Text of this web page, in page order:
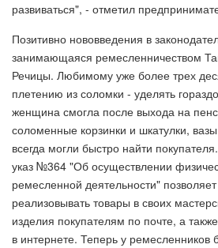
развиваться", - отметил
Позитивно нововведения в
занимающаяся ремесленничеством
Речицы. Любимому уже более трех
плетению из соломки - уделять
женщина смогла после выхода на
соломенные корзинки и шкатулки,
всегда могли быстро найти
указ №364 "Об осуществлении
ремесленной деятельности"
реализовывать товары в своих
изделия покупателям по почте, а
в интернете. Теперь у ремесленников